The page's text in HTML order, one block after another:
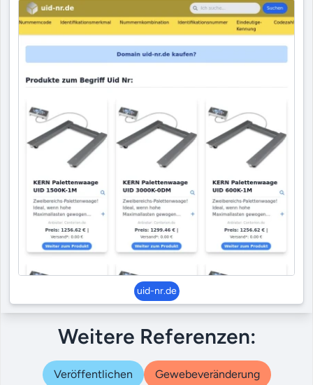
uid-nr.de
Weitere Referenzen:
Veröffentlichen Gewebeveränderung